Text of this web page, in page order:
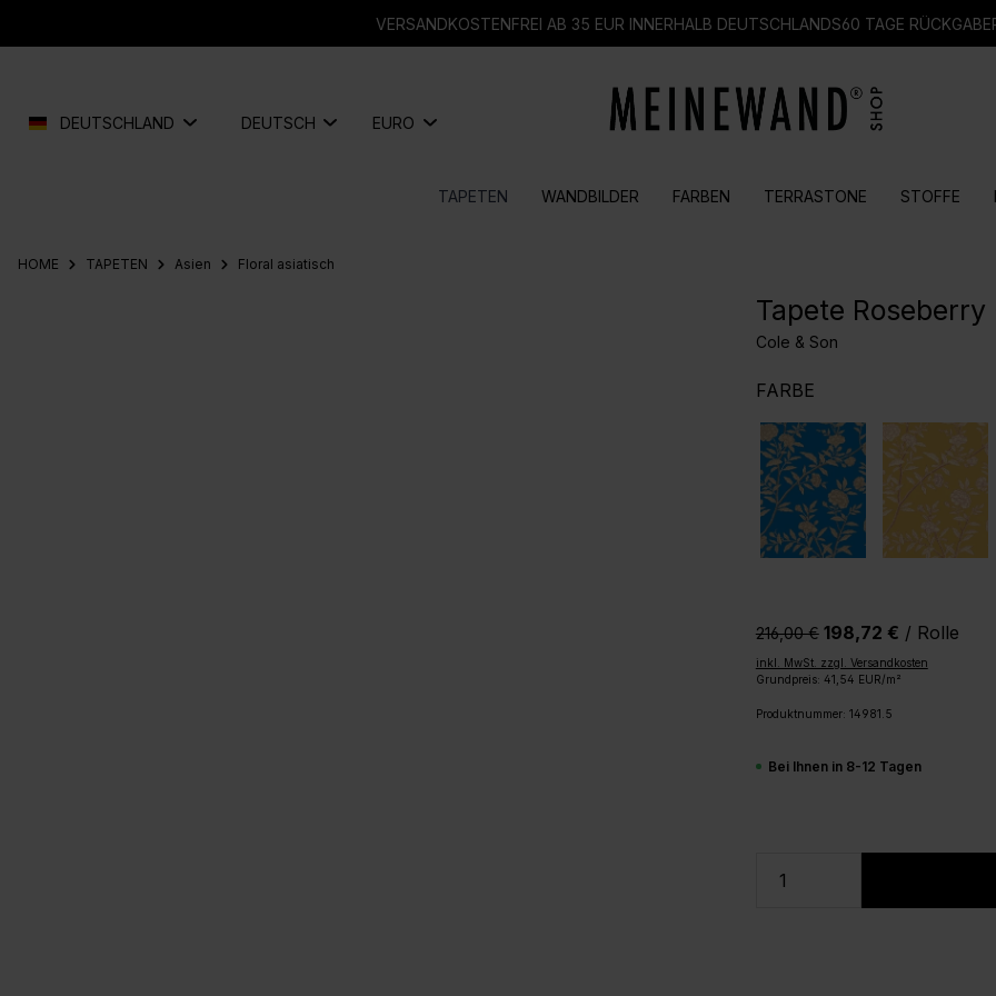
VERSANDKOSTENFREI AB 35 EUR INNERHALB DEUTSCHLANDS60 TAGE
DEUTSCHLAND DEUTSCH EURO
TAPETEN WANDBILDER FARBEN TERRASTONE STOFFE
HOME TAPETEN Asien Floral asiatisch
Tapete
Cole & Son
FARBEAUSWÄHLEN
216,00 €‎ 198,72 € / Rolle
inkl. MwSt. zzgl. Versandkosten
Grundpreis: 41,54 EUR/m²
Produktnummer: 14981.5
Bei Ihnen in 8-12 Tagen
Produkt Anzahl: